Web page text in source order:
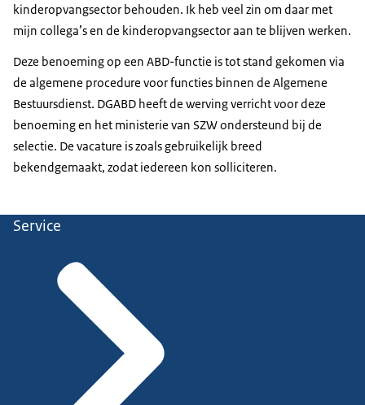
kinderopvangsector behouden. Ik heb veel zin om daar met
mijn collega’s en de kinderopvangsector aan te blijven werken.
Deze benoeming op een ABD-functie is tot stand gekomen via
de algemene procedure voor functies binnen de Algemene
Bestuursdienst. DGABD heeft de werving verricht voor deze
benoeming en het ministerie van SZW ondersteund bij de
selectie. De vacature is zoals gebruikelijk breed
bekendgemaakt, zodat iedereen kon solliciteren.
Service